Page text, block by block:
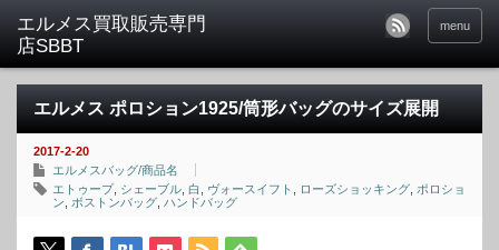
menu
エルメス ポロション1925/筒形バッグのサイズ展開
2017-2-20
エルメスバッグ/商品名
エトゥープ, シェーブル 白 ヴォースイフト ローズショッキング ポロショ
ン
ボストンバッグ ハンドバッグ